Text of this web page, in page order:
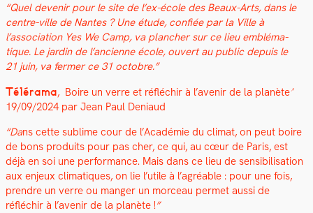
“Quel devenir pour le site de l’ex-école des Beaux-Arts, dans le
cen­tre-ville de Nantes ? Une étude, con­fiée par la Ville à
l’association Yes We Camp, va planch­er sur ce lieu emblé­ma­
tique. Le jardin de l’ancienne école, ouvert au pub­lic depuis le
21 juin, va fer­mer ce 31 octo­bre.”
Téléra­ma, Boire un verre et réfléchir à l’avenir de la planète
19/09/2024 par Jean Paul Deni­aud
“Dans cette sub­lime cour de l’Académie du cli­mat, on peut boire
de bons pro­duits pour pas cher, ce qui, au cœur de Paris, est
déjà en soi une per­for­mance. Mais dans ce lieu de sen­si­bil­i­sa­tion
aux enjeux cli­ma­tiques, on lie l’utile à l’agréable : pour une fois,
pren­dre un verre ou manger un morceau per­met aus­si de
réfléchir à l’avenir de la planète !”